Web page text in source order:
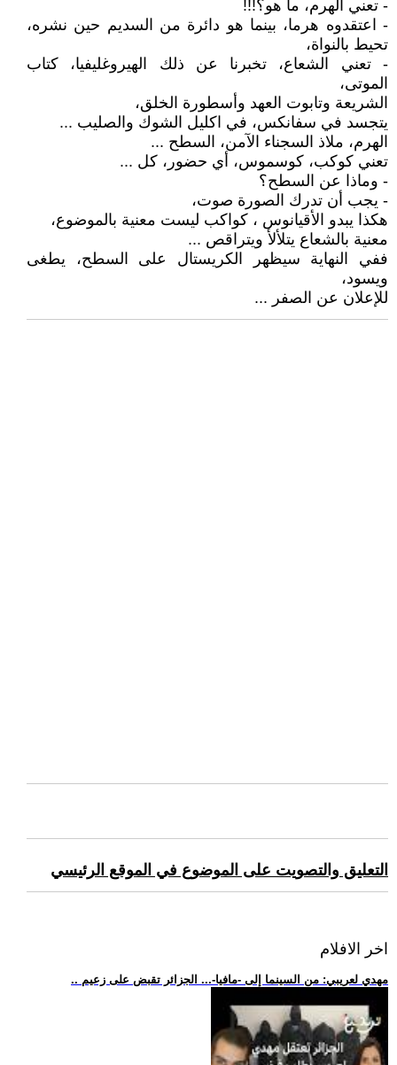
- تعني الهرم، ما هو؟!!!
- اعتقدوه هرما، بينما هو دائرة من السديم حين نشره،
تحيط بالنواة،
- تعني الشعاع، تخبرنا عن ذلك الهيروغليفيا، كتاب
الموتى،
الشريعة وتابوت العهد وأسطورة الخلق،
يتجسد في سفانكس، في اكليل الشوك والصليب ...
الهرم، ملاذ السجناء الآمن، السطح ...
تعني كوكب، كوسموس، أي حضور، كل ...
- وماذا عن السطح؟
- يجب أن تدرك الصورة صوت،
هكذا يبدو الأقيانوس ، كواكب ليست معنية بالموضوع،
معنية بالشعاع يتلألأ ويتراقص ...
ففي النهاية سيظهر الكريستال على السطح، يطغى
ويسود،
للإعلان عن الصفر ...
التعليق والتصويت على الموضوع في الموقع الرئيسي
اخر الافلام
.. مهدي لعريبي: من السينما إلى -مافيا-... الجزائر تقبض على زعيم